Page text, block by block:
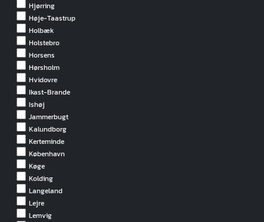
Hjørring
Høje-Taastrup
Holbæk
Holstebro
Horsens
Hørsholm
Hvidovre
Ikast-Brande
Ishøj
Jammerbugt
Kalundborg
Kerteminde
København
Køge
Kolding
Langeland
Lejre
Lemvig